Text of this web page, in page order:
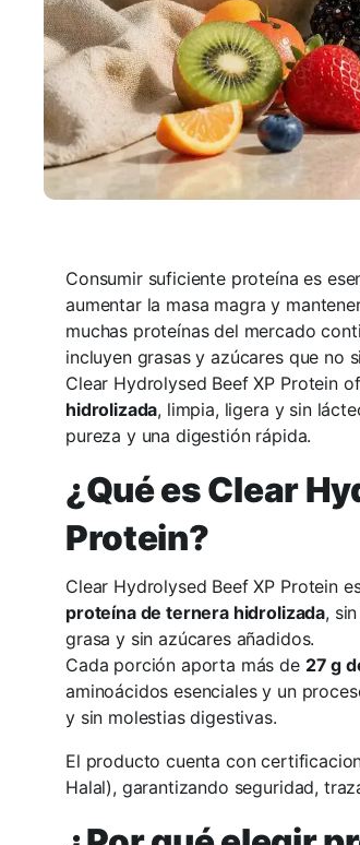
Consumir suficiente proteína es
aumentar la masa magra y
muchas proteínas del mercado
incluyen grasas y azúcares que no
Clear Hydrolysed Beef XP Protein
hidrolizada, limpia, ligera y sin
pureza y una digestión rápida.
¿Qué es Clear
Protein?
Clear Hydrolysed Beef XP Protein
proteína de ternera hidrolizada,
grasa y sin azúcares añadidos.
Cada porción aporta más de 27 g
aminoácidos esenciales y un
y sin molestias digestivas.
El producto cuenta con
Halal), garantizando seguridad,